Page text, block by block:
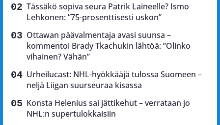
Tässäkö sopiva seura Patrik Laineelle? Ismo
Lehkonen: ”75-prosenttisesti uskon”
Ottawan päävalmentaja avasi suunsa –
kommentoi Brady Tkachukin lähtöä: ”Olinko
vihainen? Vähän”
Urheilucast: NHL-hyökkääjä tulossa Suomeen –
neljä Liigan suurseuraa kisassa
Konsta Helenius sai jättikehut – verrataan jo
NHL:n supertulokkaisiin